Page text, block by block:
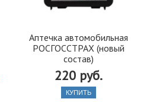
Аптечка автомобильная
РОСГОССТРАХ (новый
состав)
220 руб.
КУПИТЬ